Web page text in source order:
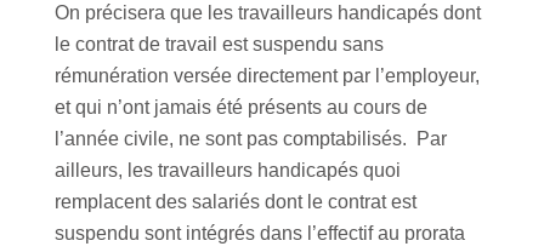
On précisera que les travailleurs handicapés dont
le contrat de travail est suspendu sans
rémunération versée directement par l’employeur,
et qui n’ont jamais été présents au cours de
l’année civile, ne sont pas comptabilisés.
Par
ailleurs, les travailleurs handicapés quoi
remplacent des salariés dont le contrat est
suspendu sont intégrés dans l’effectif au prorata